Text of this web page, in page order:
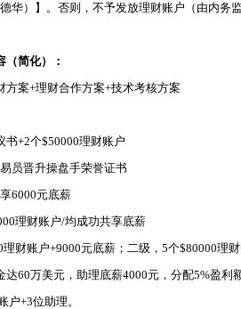
华）】。否则，不予发放理财账户（由内务
简化）：
案+理财合作方案+技术考核方案
+2个$50000理财账户
员晋升操盘手荣誉证书
6000元底薪
理财账户/均成功共享底薪
财账户+9000元底薪；二级，5个$80000理
60万美元，助理底薪4000元，分配5%盈
户+3位助理。